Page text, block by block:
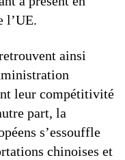
l’UE.
ainsi
leur compétitivité
part, la
s’essouffle
chinoises et